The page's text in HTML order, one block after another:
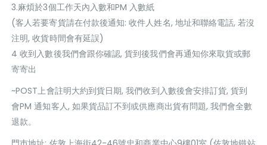
3.麻煩於3個工作天內入數和PM 入數紙
(客人若要寄貨請在付款後通知: 收件人姓名, 地址和聯絡電話, 若沒
注明, 收貨時間會有延誤)
4 收到入數後我們會跟你確認, 貨到後我們會再通知你來取貨或郵
寄寄出
~POST上會註明大約到貨日期, 我們收到入數後會安排訂貨, 貨到
會PM 通知客人, 如果貨品訂不到或供應商出貨有問題, 我們會全數
退款。